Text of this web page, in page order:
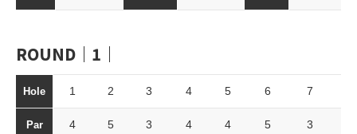
ROUND｜1｜
Hole 1 2 3 4 5 6 7
Par 4 5 3 4 4 5 3